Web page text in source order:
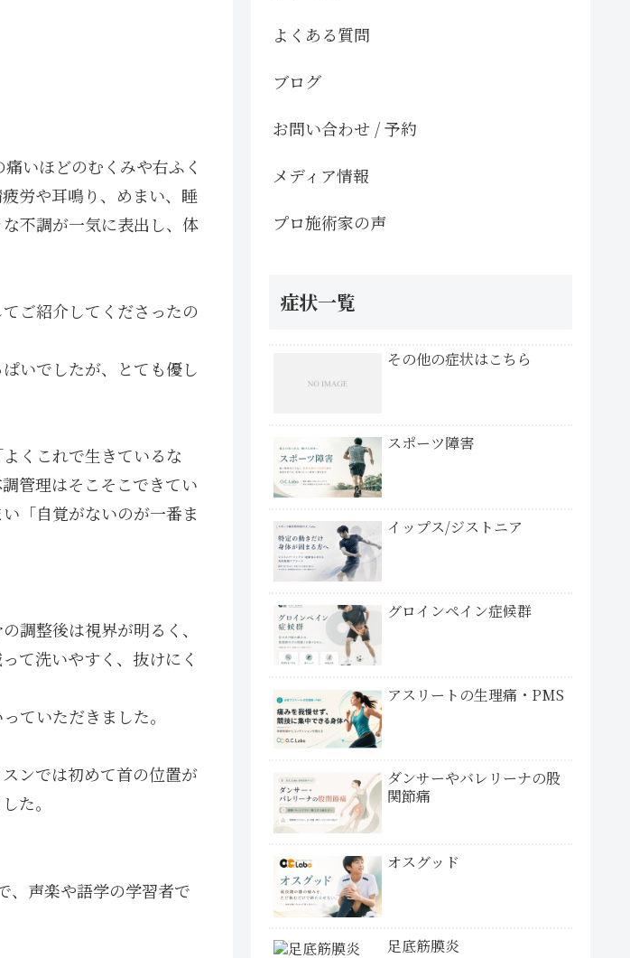
いほどのむくみや右ふく
労や耳鳴り、めまい、睡
不調が一気に表出し、体
ご紹介してくださったの
いでしたが、とても優し
くこれで生きているな
管理はそこそこできてい
「自覚がないのが一番ま
調整後は視界が明るく、
て洗いやすく、抜けにく
ていただきました。
ンでは初めて首の位置が
た。
、声楽や語学の学習者で
よくある質問
ブログ
お問い合わせ / 予約
メディア情報
プロ施術家の声
症状一覧
その他の症状はこちら
スポーツ障害
イップス/ジストニア
グロインペイン症候群
アスリートの生理痛・PMS
ダンサーやバレリーナの股
関節痛
オスグッド
足底筋膜炎